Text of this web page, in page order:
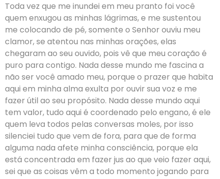
Toda vez que me inundei em meu pranto foi você
quem enxugou as minhas lágrimas, e me sustentou
me colocando de pé, somente o Senhor ouviu meu
clamor, se atentou nas minhas orações, elas
chegaram ao seu ouvido, pois vê que meu coração é
puro para contigo. Nada desse mundo me fascina a
não ser você amado meu, porque o prazer que habita
aqui em minha alma exulta por ouvir sua voz e me
fazer útil ao seu propósito. Nada desse mundo aqui
tem valor, tudo aqui é coordenado pelo engano, é ele
quem leva todos pelas conversas moles, por isso
silenciei tudo que vem de fora, para que de forma
alguma nada afete minha consciência, porque ela
está concentrada em fazer jus ao que veio fazer aqui,
sei que as coisas vêm a todo momento jogando para